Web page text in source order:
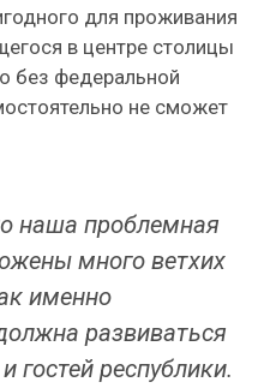
для проживания
в центре столицы
без федеральной
не сможет
наша проблемная
много ветхих
именно
развиваться
гостей республики.